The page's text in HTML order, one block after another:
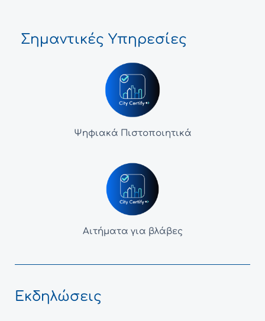
Σημαντικές Υπηρεσίες
Ψηφιακά Πιστοποιητικά
Αιτήματα για βλάβες
Εκδηλώσεις